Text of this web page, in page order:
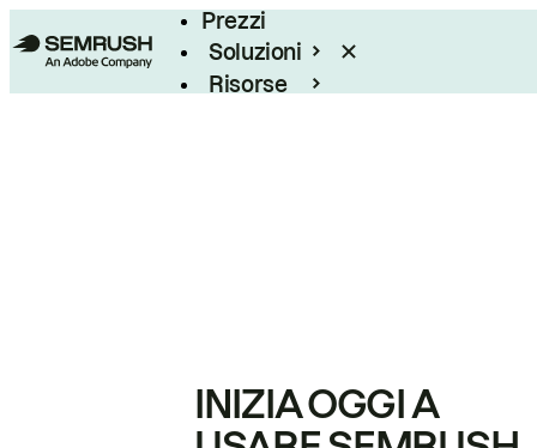
Prezzi
Soluzioni
Risorse
INIZIA OGGI A